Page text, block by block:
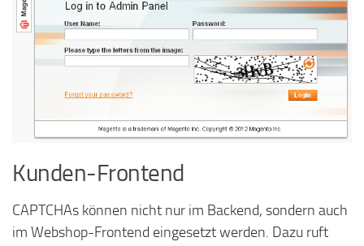
Kunden-Frontend
CAPTCHAs können nicht nur im Backend, sondern auch
im Webshop-Frontend eingesetzt werden. Dazu ruft